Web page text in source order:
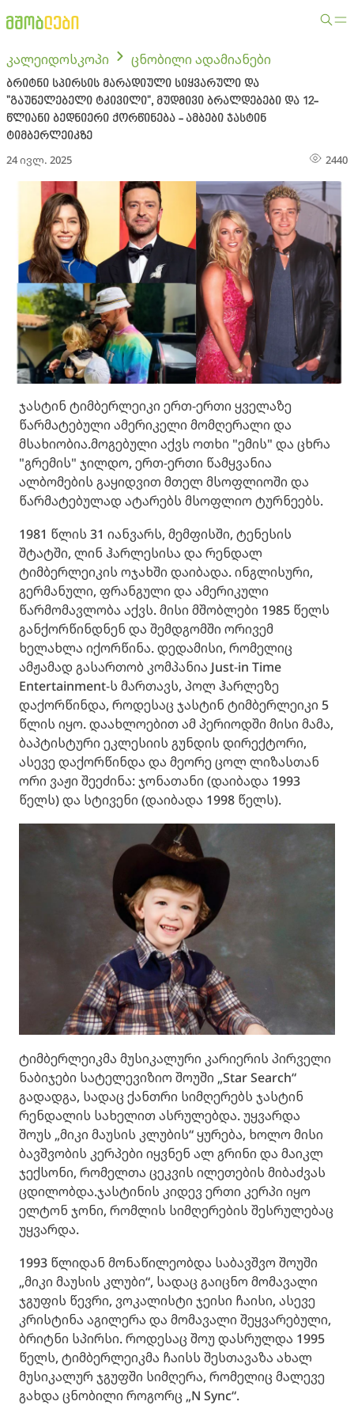
კალეიდოსკოპი ცნობილი ადამიანები
ბრიტნი სპირსის მარადიული სიყვარული და
"გაუნელებელი ტკივილი", მუდმივი ბრალდებები და 12-
წლიანი ბედნიერი ქორწინება - ამბები ჯასტინ
ტიმბერლეიკზე
24 ივლ. 2025 2440
ჯასტინ ტიმბერლეიკი ერთ-ერთი ყველაზე
წარმატებული ამერიკელი მომღერალი და
მსახიობია.მოგებული აქვს ოთხი "ემის" და ცხრა
"გრემის" ჯილდო, ერთ-ერთი წამყვანია
ალბომების გაყიდვით მთელ მსოფლიოში და
წარმატებულად ატარებს მსოფლიო ტურნეებს.
1981 წლის 31 იანვარს, მემფისში, ტენესის
შტატში, ლინ ჰარლესისა და რენდალ
ტიმბერლეიკის ოჯახში დაიბადა. ინგლისური,
გერმანული, ფრანგული და ამერიკული
წარმომავლობა აქვს. მისი მშობლები 1985 წელს
განქორწინდნენ და შემდგომში ორივემ
ხელახლა იქორწინა. დედამისი, რომელიც
ამჟამად გასართობ კომპანია Just-in Time
Entertainment-ს მართავს, პოლ ჰარლეზე
დაქორწინდა, როდესაც ჯასტინ ტიმბერლეიკი 5
წლის იყო. დაახლოებით ამ პერიოდში მისი მამა,
ბაპტისტური ეკლესიის გუნდის დირექტორი,
ასევე დაქორწინდა და მეორე ცოლ ლიზასთან
ორი ვაჟი შეეძინა: ჯონათანი (დაიბადა 1993
წელს) და სტივენი (დაიბადა 1998 წელს).
ტიმბერლეიკმა მუსიკალური კარიერის პირველი
ნაბიჯები სატელევიზიო შოუში „Star Search“
გადადგა, სადაც ქანთრი სიმღერებს ჯასტინ
რენდალის სახელით ასრულებდა. უყვარდა
შოუს „მიკი მაუსის კლუბის“ ყურება, ხოლო მისი
ბავშვობის კერპები იყვნენ ალ გრინი და მაიკლ
ჯექსონი, რომელთა ცეკვის ილეთების მიბაძვას
ცდილობდა.ჯასტინის კიდევ ერთი კერპი იყო
ელტონ ჯონი, რომლის სიმღერების შესრულებაც
უყვარდა.
1993 წლიდან მონაწილეობდა საბავშვო შოუში
„მიკი მაუსის კლუბი“, სადაც გაიცნო მომავალი
ჯგუფის წევრი, ვოკალისტი ჯეისი ჩაისი, ასევე
კრისტინა აგილერა და მომავალი შეყვარებული,
ბრიტნი სპირსი. როდესაც შოუ დასრულდა 1995
წელს, ტიმბერლეიკმა ჩაისს შესთავაზა ახალ
მუსიკალურ ჯგუფში სიმღერა, რომელიც მალევე
გახდა ცნობილი როგორც „N Sync“.